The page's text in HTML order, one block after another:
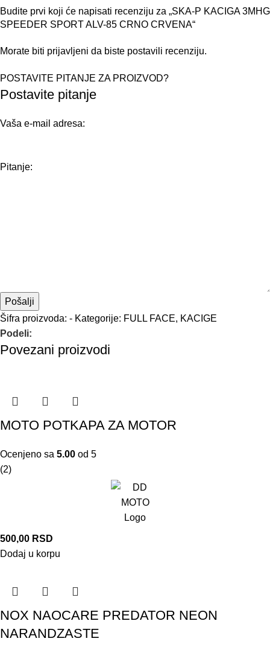
Budite prvi koji će napisati recenziju za „SKA-P KACIGA 3MHG
SPEEDER SPORT ALV-85 CRNO CRVENA“
Morate biti prijavljeni da biste postavili recenziju.
POSTAVITE PITANJE ZA PROIZVOD?
Postavite pitanje
Vaša e-mail adresa:
Pitanje:
Šifra proizvoda: - Kategorije: FULL FACE, KACIGE
Podeli:
Povezani proizvodi
MOTO POTKAPA ZA MOTOR
Ocenjeno sa 5.00 od 5
(2)
500,00 RSD
Dodaj u korpu
NOX NAOCARE PREDATOR NEON
NARANDZASTE